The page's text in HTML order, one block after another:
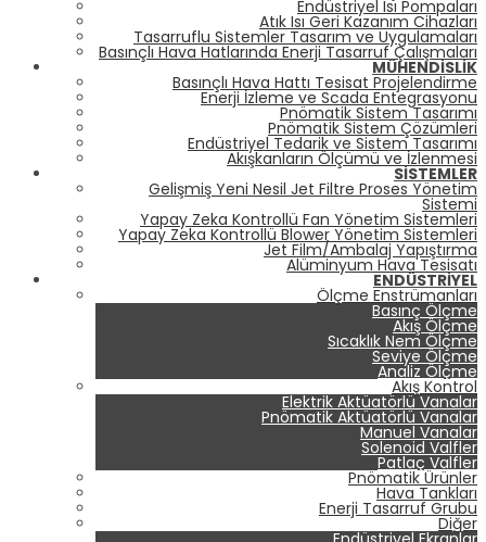
Endüstriyel Isı Pompaları
Atık Isı Geri Kazanım Cihazları
Tasarruflu Sistemler Tasarım ve Uygulamaları
Basınçlı Hava Hatlarında Enerji Tasarruf Çalışmaları
MÜHENDISLIK
Basınçlı Hava Hattı Tesisat Projelendirme
Enerji İzleme ve Scada Entegrasyonu
Pnömatik Sistem Tasarımı
Pnömatik Sistem Çözümleri
Endüstriyel Tedarik ve Sistem Tasarımı
Akışkanların Ölçümü ve İzlenmesi
SISTEMLER
Gelişmiş Yeni Nesil Jet Filtre Proses Yönetim
Sistemi
Yapay Zeka Kontrollü Fan Yönetim Sistemleri
Yapay Zeka Kontrollü Blower Yönetim Sistemleri
Jet Film/Ambalaj Yapıştırma
Alüminyum Hava Tesisatı
ENDÜSTRIYEL
Ölçme Enstrümanları
Basınç Ölçme
Akış Ölçme
Sıcaklık Nem Ölçme
Seviye Ölçme
Analiz Ölçme
Akış Kontrol
Elektrik Aktüatörlü Vanalar
Pnömatik Aktüatörlü Vanalar
Manuel Vanalar
Solenoid Valfler
Patlaç Valfler
Pnömatik Ürünler
Hava Tankları
Enerji Tasarruf Grubu
Diğer